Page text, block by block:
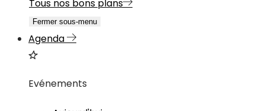
Tous nos bons plans
Fermer sous-menu
Agenda
Evénements